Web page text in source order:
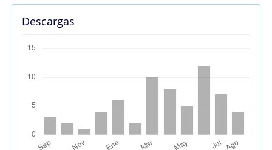
del
artículo
Descargas